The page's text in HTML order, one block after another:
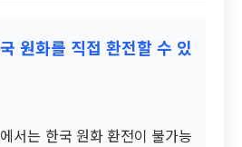
원화를 직접 환전할 수 있
서는 한국 원화 환전이 불가능